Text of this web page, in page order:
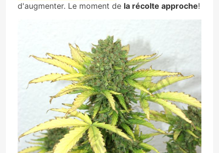
d'augmenter. Le moment de la récolte approche!